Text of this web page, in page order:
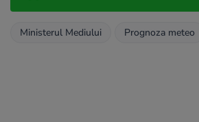
Ministerul Mediului Prognoza meteo